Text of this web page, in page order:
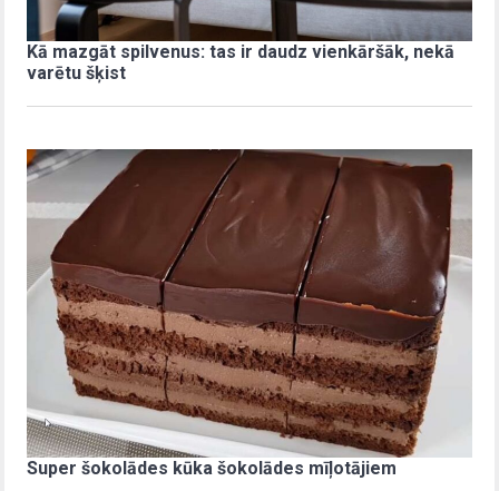
Kā mazgāt spilvenus: tas ir daudz vienkāršāk, nekā
varētu šķist
Super šokolādes kūka šokolādes mīļotājiem